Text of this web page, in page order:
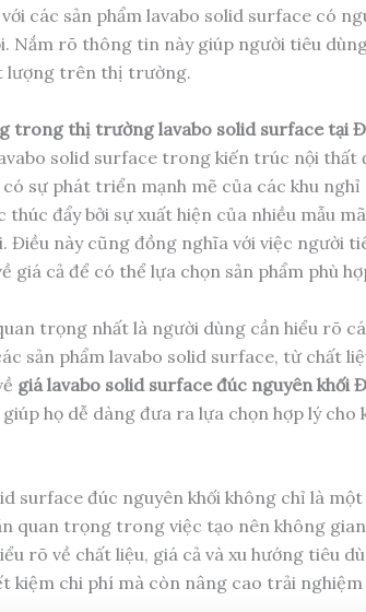
các sản phẩm lavabo solid surface có
Nắm rõ thông tin này giúp người tiêu
lượng trên thị trường.
trong thị trường lavabo solid surface tại
solid surface trong kiến trúc nội thất
sự phát triển mạnh mẽ của các khu nghỉ
thúc đẩy bởi sự xuất hiện của nhiều mẫu
Điều này cũng đồng nghĩa với việc người
giá cả để có thể lựa chọn sản phẩm phù
trọng nhất là người dùng cần hiểu rõ
sản phẩm lavabo solid surface, từ chất
giá lavabo solid surface đúc nguyên khối
họ dễ dàng đưa ra lựa chọn hợp lý cho
surface đúc nguyên khối không chỉ là
quan trọng trong việc tạo nên không
rõ về chất liệu, giá cả và xu hướng tiêu
kiệm chi phí mà còn nâng cao trải nghiệm